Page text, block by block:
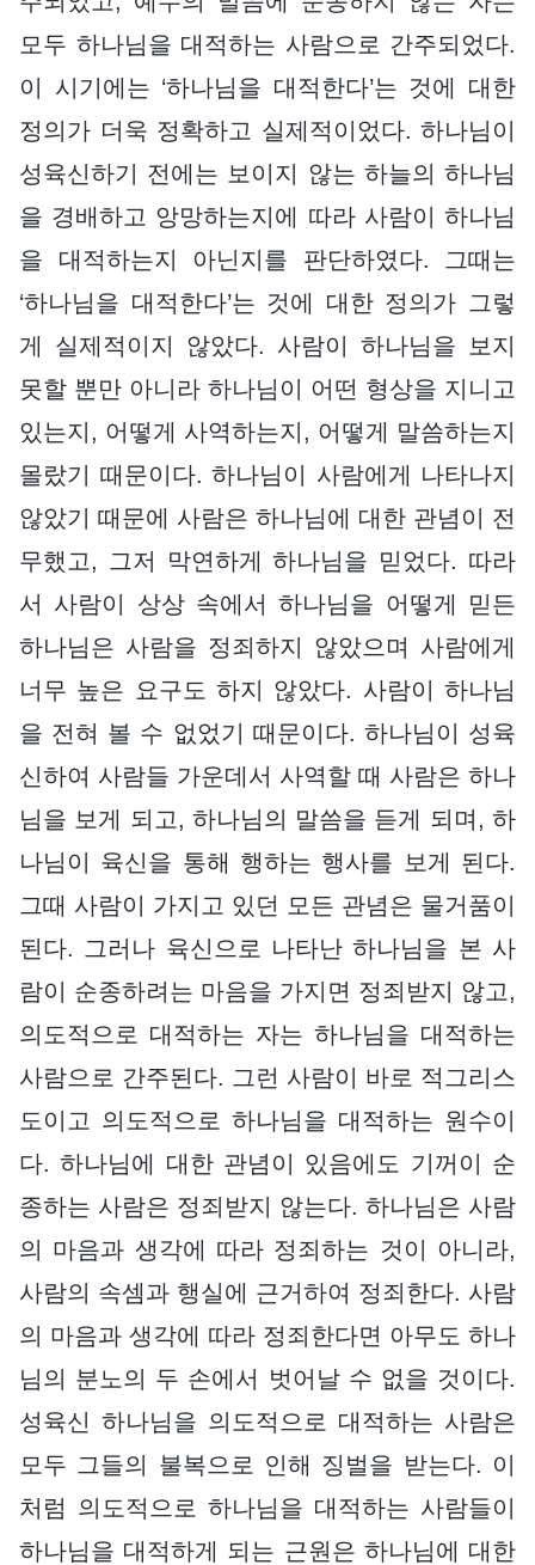
모두 하나님을 대적하는 사람으로 간주되었다.
이 시기에는 ‘하나님을 대적한다’는 것에 대한
정의가 더욱 정확하고 실제적이었다. 하나님이
성육신하기 전에는 보이지 않는 하늘의 하나님
을 경배하고 앙망하는지에 따라 사람이 하나님
을 대적하는지 아닌지를 판단하였다. 그때는
‘하나님을 대적한다’는 것에 대한 정의가 그렇
게 실제적이지 않았다. 사람이 하나님을 보지
못할 뿐만 아니라 하나님이 어떤 형상을 지니고
있는지, 어떻게 사역하는지, 어떻게 말씀하는지
몰랐기 때문이다. 하나님이 사람에게 나타나지
않았기 때문에 사람은 하나님에 대한 관념이 전
무했고, 그저 막연하게 하나님을 믿었다. 따라
서 사람이 상상 속에서 하나님을 어떻게 믿든
하나님은 사람을 정죄하지 않았으며 사람에게
너무 높은 요구도 하지 않았다. 사람이 하나님
을 전혀 볼 수 없었기 때문이다. 하나님이 성육
신하여 사람들 가운데서 사역할 때 사람은 하나
님을 보게 되고, 하나님의 말씀을 듣게 되며, 하
나님이 육신을 통해 행하는 행사를 보게 된다.
그때 사람이 가지고 있던 모든 관념은 물거품이
된다. 그러나 육신으로 나타난 하나님을 본 사
람이 순종하려는 마음을 가지면 정죄받지 않고,
의도적으로 대적하는 자는 하나님을 대적하는
사람으로 간주된다. 그런 사람이 바로 적그리스
도이고 의도적으로 하나님을 대적하는 원수이
다. 하나님에 대한 관념이 있음에도 기꺼이 순
종하는 사람은 정죄받지 않는다. 하나님은 사람
의 마음과 생각에 따라 정죄하는 것이 아니라,
사람의 속셈과 행실에 근거하여 정죄한다. 사람
의 마음과 생각에 따라 정죄한다면 아무도 하나
님의 분노의 두 손에서 벗어날 수 없을 것이다.
성육신 하나님을 의도적으로 대적하는 사람은
모두 그들의 불복으로 인해 징벌을 받는다. 이
처럼 의도적으로 하나님을 대적하는 사람들이
하나님을 대적하게 되는 근원은 하나님에 대한